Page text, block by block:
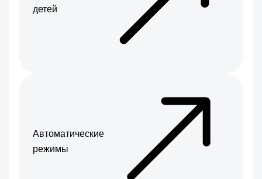
детей
Автоматические
режимы